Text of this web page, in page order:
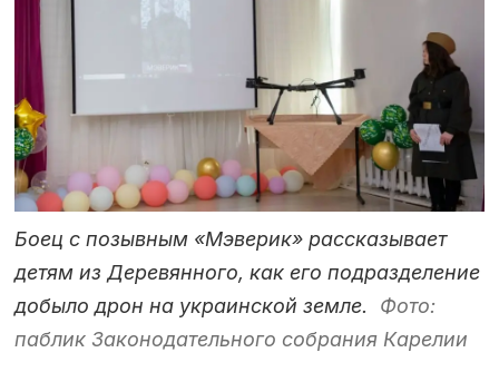
Боец с позывным «Мэверик» рассказывает
детям из Деревянного, как его подразделение
добыло дрон на украинской земле.
Фото:
паблик Законодательного собрания Карелии